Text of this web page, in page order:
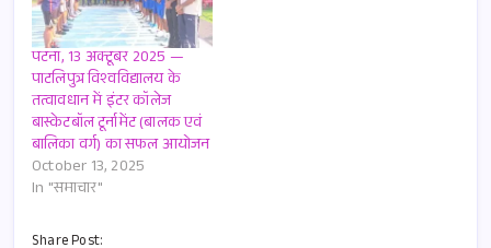
पटना, 13 अक्टूबर 2025 —
पाटलिपुत्र विश्वविद्यालय के
तत्वावधान में इंटर कॉलेज
बास्केटबॉल टूर्नामेंट (बालक एवं
बालिका वर्ग) का सफल आयोजन
October 13, 2025
In "समाचार"
Share Post: